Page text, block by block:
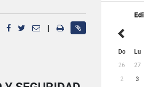
Do Lu
26 27
2
3
|